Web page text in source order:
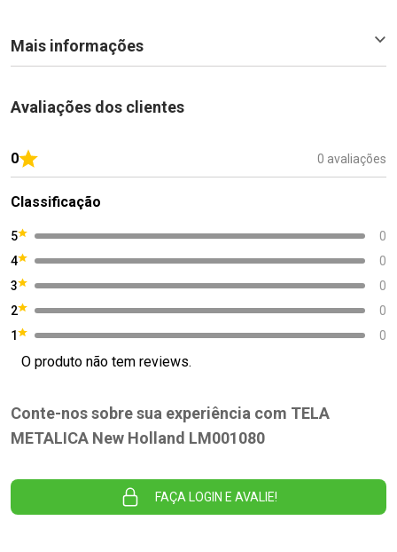
Mais informações
Avaliações dos clientes
0 0 avaliações
Classificação
5
0
4
0
3
0
2
0
1
0
O produto não tem reviews.
Conte-nos sobre sua experiência com TELA
METALICA New Holland LM001080
FAÇA LOGIN E AVALIE!